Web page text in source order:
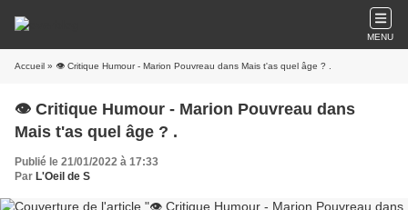
MENU
Accueil » 👁️ Critique Humour - Marion Pouvreau dans Mais t'as quel âge ? .
👁️ Critique Humour - Marion Pouvreau dans
Mais t'as quel âge ? .
Publié le 21/01/2022 à 17:33
Par L'Oeil de S